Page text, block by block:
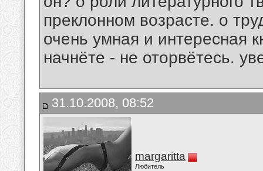
преклонном возрасте. о
очень умная и интересная
начнёте - не оторвётесь.
31.10.2008, 08:52
margaritta
Любитель